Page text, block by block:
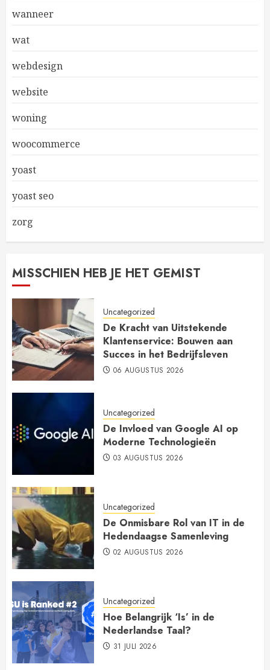
wanneer
wat
webdesign
website
woning
woocommerce
yoast
yoast seo
zorg
MISSCHIEN HEB JE HET GEMIST
Uncategorized
De Kracht van Uitstekende
Klantenservice: Bouwen aan
Succes in het Bedrijfsleven
06 AUGUSTUS 2026
Uncategorized
De Invloed van Google AI op
Moderne Technologieën
03 AUGUSTUS 2026
Uncategorized
De Onmisbare Rol van IT in de
Hedendaagse Samenleving
02 AUGUSTUS 2026
Uncategorized
Hoe Belangrijk ‘Is’ in de
Nederlandse Taal?
31 JULI 2026